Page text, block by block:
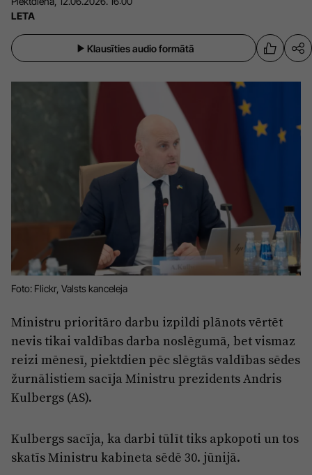
Veselība
Ģimene
Vide Sarunas
Pasākumi
Mārupe
Olaine
Salaspils
Saulkrasti
Sigulda
Projekti
Mediju atbalsta fonds
Zivju fonds
Zaļā nākotne
Iedvesmai nav vecuma
Kodols
Kontakti
Privātuma politika
Ētikas kodekss
LETA
Klausīties audio formātā
Foto: Flickr, Valsts kanceleja
Ministru prioritāro darbu izpildi plānots vērtēt
nevis tikai valdības darba noslēgumā, bet vismaz
reizi mēnesī, piektdien pēc slēgtās valdības sēdes
žurnālistiem sacīja Ministru prezidents Andris
Kulbergs (AS).
Kulbergs sacīja, ka darbi tūlīt tiks apkopoti un tos
skatīs Ministru kabineta sēdē 30. jūnijā.